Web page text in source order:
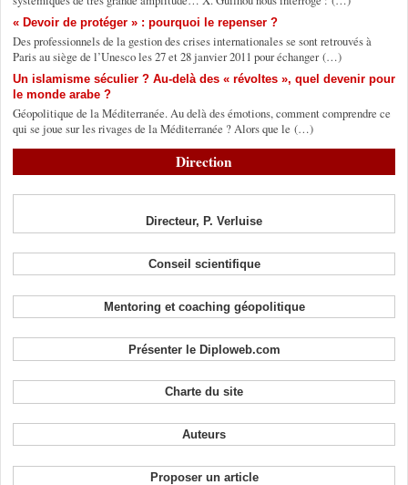
« Devoir de protéger » : pourquoi le repenser ?
Des professionnels de la gestion des crises internationales se sont retrouvés à
Paris au siège de l’Unesco les 27 et 28 janvier 2011 pour échanger (…)
Un islamisme séculier ? Au-delà des « révoltes », quel devenir pour
le monde arabe ?
Géopolitique de la Méditerranée. Au delà des émotions, comment comprendre ce
qui se joue sur les rivages de la Méditerranée ? Alors que le (…)
Direction
Directeur, P. Verluise
Conseil scientifique
Mentoring et coaching géopolitique
Présenter le Diploweb.com
Charte du site
Auteurs
Proposer un article